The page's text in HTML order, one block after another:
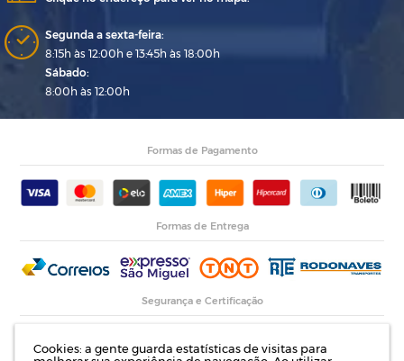
Cookies: a gente guarda estatísticas de visitas para
Segunda a sexta-feira:
8:15h às 12:00h e 13:45h às 18:00h
Sábado:
8:00h às 12:00h
Formas de Pagamento
Formas de Entrega
Segurança e Certificação